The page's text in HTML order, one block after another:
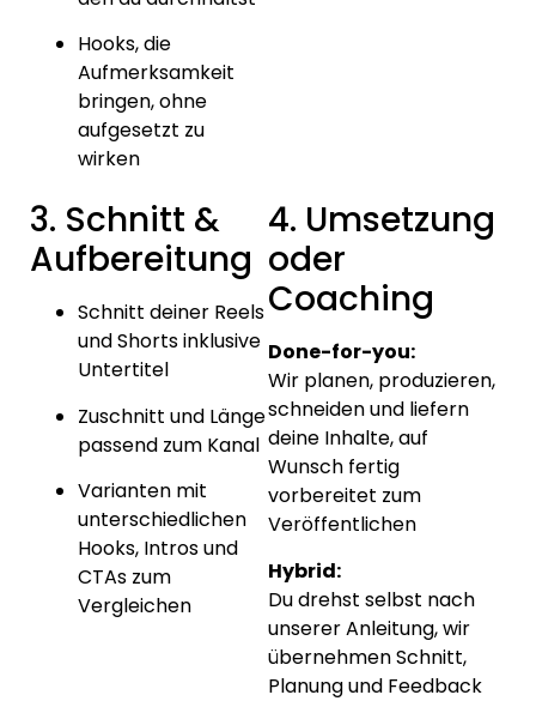
Hooks, die
Aufmerksamkeit
bringen, ohne
aufgesetzt zu
wirken
3. Schnitt &
Aufbereitung
Schnitt deiner Reels
und Shorts inklusive
Untertitel
Zuschnitt und Länge
passend zum Kanal
Varianten mit
unterschiedlichen
Hooks, Intros und
CTAs zum
Vergleichen
4. Umsetzung
oder
Coaching
Done-for-you:
Wir planen, produzieren,
schneiden und liefern
deine Inhalte, auf
Wunsch fertig
vorbereitet zum
Veröffentlichen
Hybrid:
Du drehst selbst nach
unserer Anleitung, wir
übernehmen Schnitt,
Planung und Feedback